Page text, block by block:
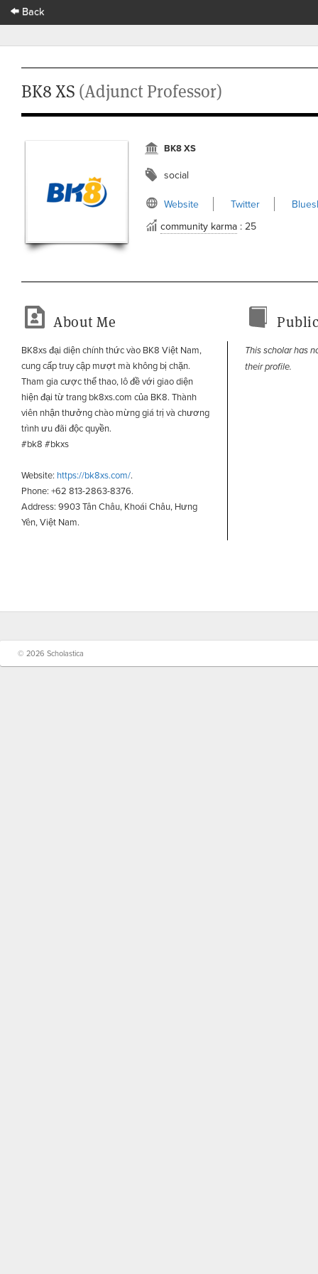
Back
BK8 XS (Adjunct Professor)
BK8 XS
social
Website Twitter
community karma : 25
About Me
BK8xs đại diện chính thức vào BK8 Việt Nam,
cung cấp truy cập mượt mà không bị chặn.
Tham gia cược thể thao, lô đề với giao diện
hiện đại từ trang bk8xs.com của BK8. Thành
viên nhận thưởng chào mừng giá trị và chương
trình ưu đãi độc quyền.
#bk8 #bkxs
Website: https://bk8xs.com/.
Phone: +62 813-2863-8376.
Address: 9903 Tân Châu, Khoái Châu, Hưng
Yên, Việt Nam.
This scholar has
their profile.
© 2026 Scholastica